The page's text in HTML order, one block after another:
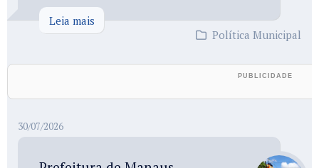
Leia mais
Política Municipal
30/07/2026